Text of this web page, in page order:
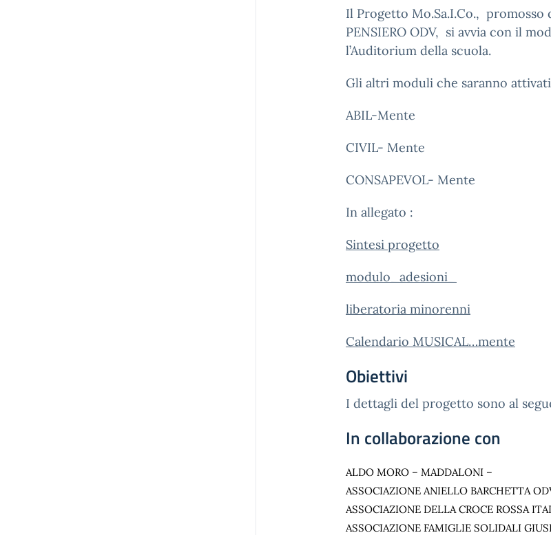
Il Progetto Mo.Sa.I.Co., promosso
PENSIERO ODV, si avvia con il
l’Auditorium della scuola.
Gli altri moduli che saranno
ABIL-Mente
CIVIL- Mente
CONSAPEVOL- Mente
In allegato :
Sintesi progetto
modulo_adesioni_
liberatoria minorenni
Calendario MUSICAL…mente
Obiettivi
I dettagli del progetto sono al
In collaborazione con
ALDO MORO – MADDALONI –
ASSOCIAZIONE ANIELLO BARCHETTA
ASSOCIAZIONE DELLA CROCE ROSSA
ASSOCIAZIONE FAMIGLIE SOLIDALI